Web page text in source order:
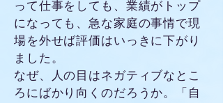
って仕事をしても、業績がトップ
になっても、急な家庭の事情で現
場を外せば評価はいっきに下がり
ました。
なぜ、人の目はネガティブなとこ
ろにばかり向くのだろうか。「自